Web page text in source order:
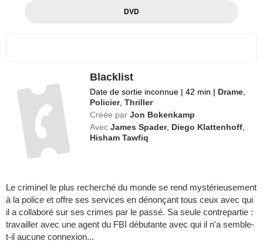
DVD
Blacklist
Date de sortie inconnue | 42 min | Drame,
Policier, Thriller
Créée par Jon Bokenkamp
Avec James Spader, Diego Klattenhoff,
Hisham Tawfiq
Le criminel le plus recherché du monde se rend mystérieusement
à la police et offre ses services en dénonçant tous ceux avec qui
il a collaboré sur ses crimes par le passé. Sa seule contrepartie :
travailler avec une agent du FBI débutante avec qui il n'a semble-